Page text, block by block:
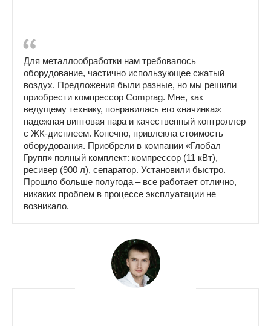
Для металлообработки нам требовалось
оборудование, частично использующее сжатый
воздух. Предложения были разные, но мы решили
приобрести компрессор Comprag. Мне, как
ведущему технику, понравилась его «начинка»:
надежная винтовая пара и качественный контроллер
с ЖК-дисплеем. Конечно, привлекла стоимость
оборудования. Приобрели в компании «Глобал
Групп» полный комплект: компрессор (11 кВт),
ресивер (900 л), сепаратор. Установили быстро.
Прошло больше полугода – все работает отлично,
никаких проблем в процессе эксплуатации не
возникало.